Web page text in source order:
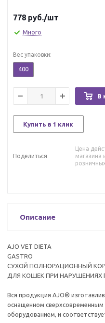
778 руб./шт
Много
Вес упаковки:
400
В
Купить в 1 клик
Поделиться
Цена
магазина
Описание
AJO VET DIETA
GASTRO
СУХОЙ ПОЛНОРАЦИОННЫЙ
ДЛЯ КОШЕК ПРИ НАРУШЕНИЯХ
Вся продукция AJO®
оснащенном
оборудованием, и